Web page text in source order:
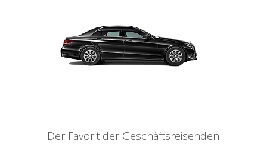
Der Favorit der Geschäftsreisenden